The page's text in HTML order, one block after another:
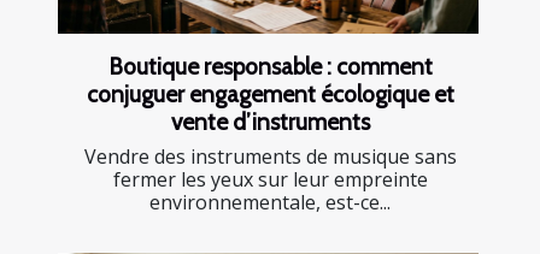
Boutique responsable : comment
conjuguer engagement écologique et
vente d’instruments
Vendre des instruments de musique sans
fermer les yeux sur leur empreinte
environnementale, est-ce...